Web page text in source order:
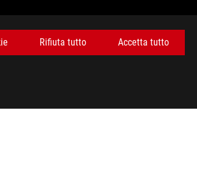
Rifiuta tutto Accetta tutto
non necessariamente corrispondono a
senza preavviso. Per ottenere
tecniche del singolo prodotto. Per
.
e i loghi HDMI sono marchi